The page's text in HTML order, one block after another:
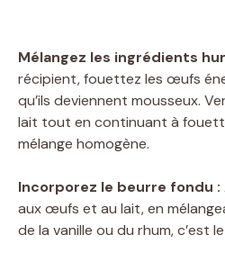
Mélangez les ingrédients
récipient, fouettez les œufs
qu’ils deviennent mousseux.
lait tout en continuant à
mélange homogène.
Incorporez le beurre fondu :
aux œufs et au lait, en
de la vanille ou du rhum, c’est